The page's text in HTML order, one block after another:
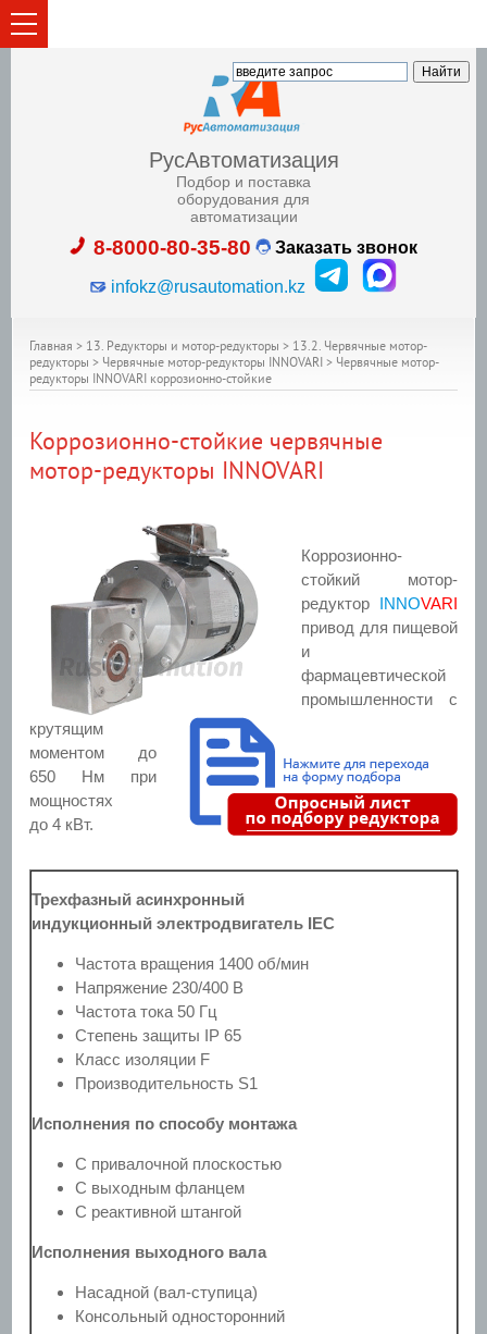
РусАвтоматизация
Подбор и поставка
оборудования для
автоматизации
8-8000-80-35-80 Заказать звонок
infokz@rusautomation.kz
Главная > 13. Редукторы и мотор-редукторы > 13.2. Червячные мотор-
редукторы > Червячные мотор-редукторы INNOVARI > Червячные мотор-
редукторы INNOVARI коррозионно-стойкие
Коррозионно-стойкие червячные
мотор-редукторы INNOVARI
Коррозионно-
стойкий мотор-
редуктор INNOVARI
привод для пищевой
и
фармацевтической
промышленности с
крутящим
моментом до
650 Нм при
мощностях
до 4 кВт.
Трехфазный асинхронный
индукционный электродвигатель IEC
Частота вращения 1400 об/мин
Напряжение 230/400 В
Частота тока 50 Гц
Степень защиты IP 65
Класс изоляции F
Производительность S1
Исполнения по способу монтажа
С привалочной плоскостью
С выходным фланцем
С реактивной штангой
Исполнения выходного вала
Насадной (вал-ступица)
Консольный односторонний